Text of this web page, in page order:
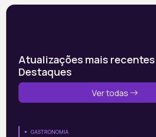
Atualizações mais
Destaques
Ver todas
GASTRONOMIA